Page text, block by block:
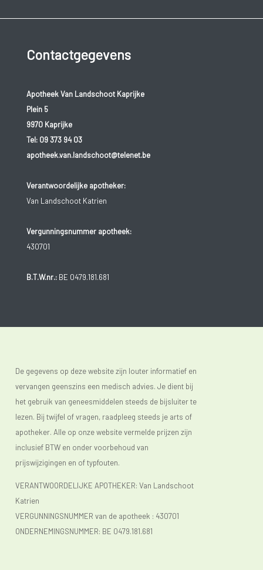
Contactgegevens
Apotheek Van Landschoot Kaprijke
Plein 5
9970 Kaprijke
Tel: 09 373 94 03
apotheek.van.landschoot@telenet.be
Verantwoordelijke apotheker:
Van Landschoot Katrien
Vergunningsnummer apotheek:
430701
B.T.W.nr.:BE 0479.181.681
De gegevens op deze website zijn louter informatief en
vervangen geenszins een medisch advies. Je dient bij
het gebruik van geneesmiddelen steeds de bijsluiter te
lezen. Bij twijfel of vragen, raadpleeg steeds je arts of
apotheker. Alle op onze website vermelde prijzen zijn
inclusief BTW en onder voorbehoud van
prijswijzigingen en of typfouten.
VERANTWOORDELIJKE APOTHEKER: Van Landschoot
Katrien
VERGUNNINGSNUMMER van de apotheek : 430701
ONDERNEMINGSNUMMER: BE 0479.181.681